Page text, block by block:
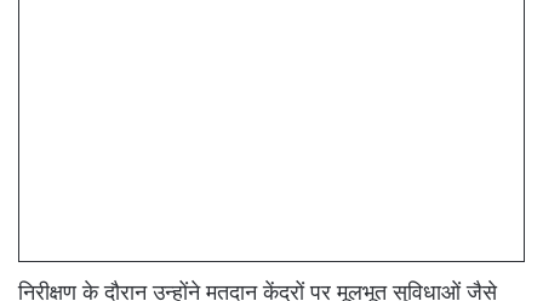
निरीक्षण के दौरान उन्होंने मतदान केंद्रों पर मूलभूत सुविधाओं जैसे